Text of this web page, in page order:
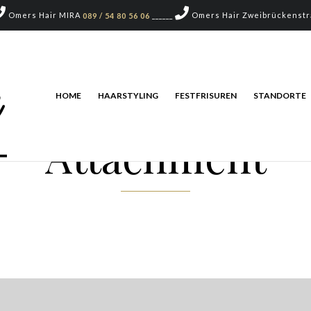
Omers Hair MIRA 089 / 54 80 56 06 Omers Hair
HOME HAARSTYLING FESTFRISUREN STANDORTE
Attachment